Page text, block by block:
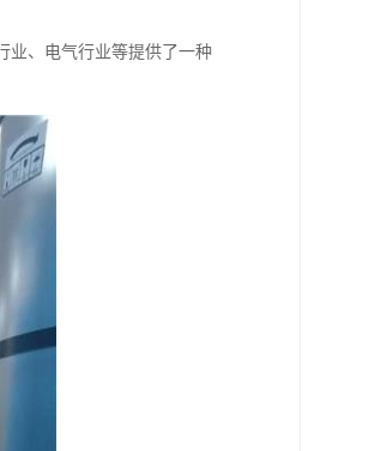
业、电气行业等提供了一种